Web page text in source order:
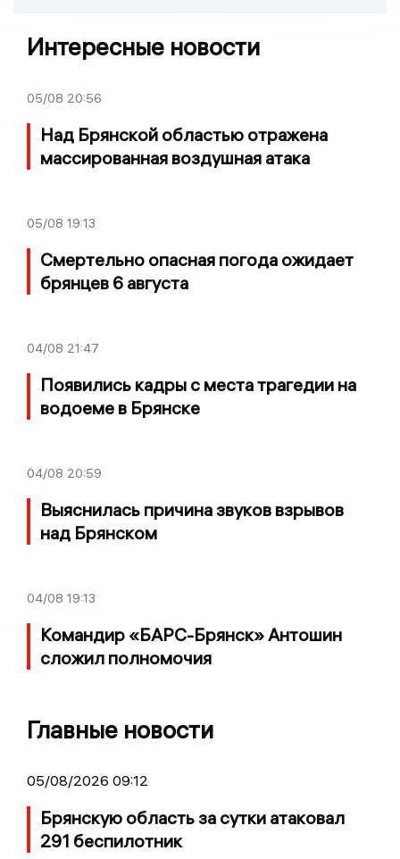
Интересные новости
05/08 20:56
Над Брянской областью отражена
массированная воздушная атака
05/08 19:13
Смертельно опасная погода ожидает
брянцев 6 августа
04/08 21:47
Появились кадры с места трагедии на
водоеме в Брянске
04/08 20:59
Выяснилась причина звуков взрывов
над Брянском
04/08 19:13
Командир «БАРС-Брянск» Антошин
сложил полномочия
Главные новости
05/08/2026 09:12
Брянскую область за сутки атаковал
291 беспилотник